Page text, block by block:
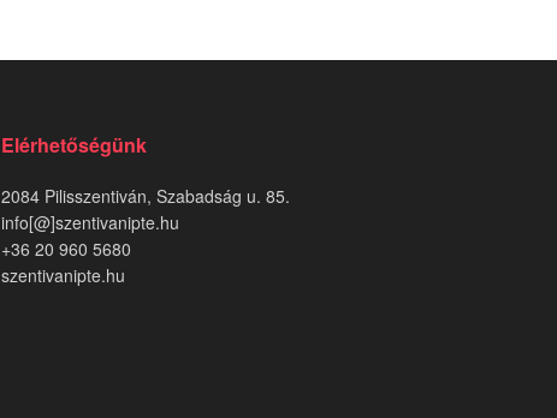
Elérhetőségünk
2084 Pilisszentiván, Szabadság u. 85.
info[@]szentivanipte.hu
+36 20 960 5680
szentivanipte.hu